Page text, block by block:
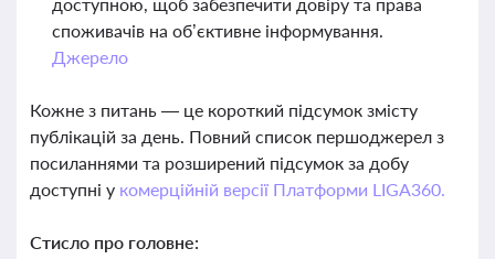
споживачів на об’єктивне інформування.
Джерело
Кожне з питань — це короткий підсумок змісту
публікацій за день. Повний список першоджерел з
посиланнями та розширений підсумок за добу
доступні у комерційній версії Платформи LIGA360.
Стисло про головне: